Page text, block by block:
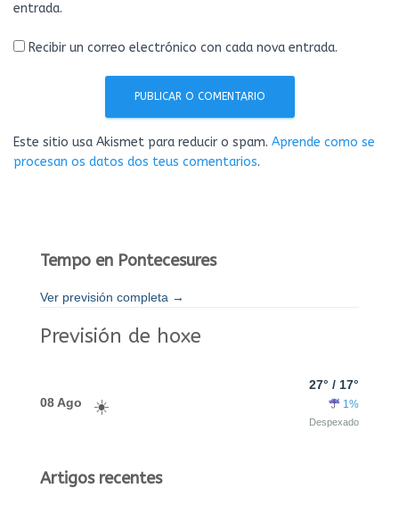
entrada.
Recibir un correo electrónico con cada nova entrada.
Este sitio usa Akismet para reducir o spam. Aprende como se
procesan os datos dos teus comentarios.
Tempo en Pontecesures
Ver previsión completa →
Previsión de hoxe
08 Ago
27° / 17°
1%
Despexado
Artigos recentes